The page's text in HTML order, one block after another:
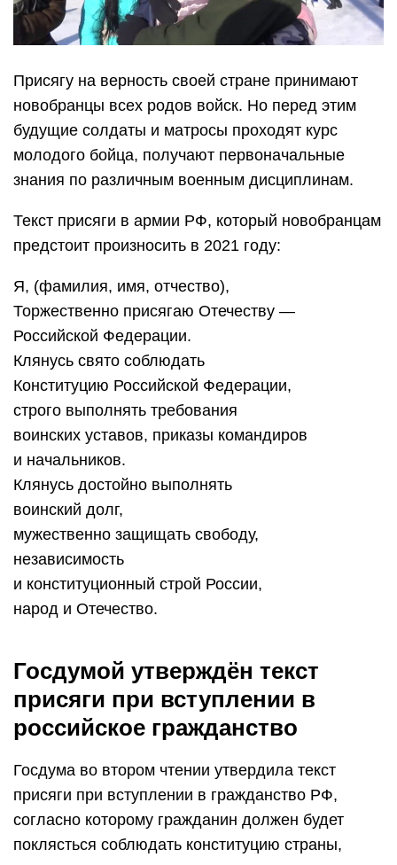
Присягу на верность своей стране принимают
новобранцы всех родов войск. Но перед этим
будущие солдаты и матросы проходят курс
молодого бойца, получают первоначальные
знания по различным военным дисциплинам.
Текст присяги в армии РФ, который новобранцам
предстоит произносить в 2021 году:
Я, (фамилия, имя, отчество),
Торжественно присягаю Отечеству —
Российской Федерации.
Клянусь свято соблюдать
Конституцию Российской Федерации,
строго выполнять требования
воинских уставов, приказы командиров
и начальников.
Клянусь достойно выполнять
воинский долг,
мужественно защищать свободу,
независимость
и конституционный строй России,
народ и Отечество.
Госдумой утверждён текст
присяги при вступлении в
российское гражданство
Госдума во втором чтении утвердила текст
присяги при вступлении в гражданство РФ,
согласно которому гражданин должен будет
поклясться соблюдать конституцию страны,